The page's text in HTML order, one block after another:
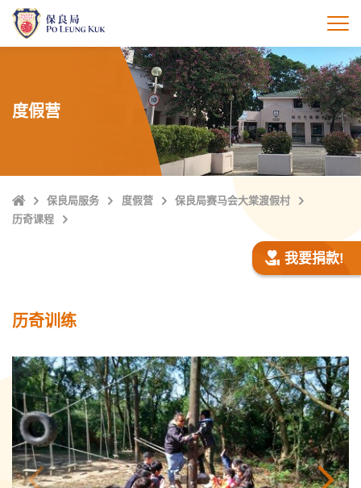
打
度假营
Home保良局服务 度假营
保良局赛马会大棠渡假村
历奇课程
我要捐款!
历奇训练